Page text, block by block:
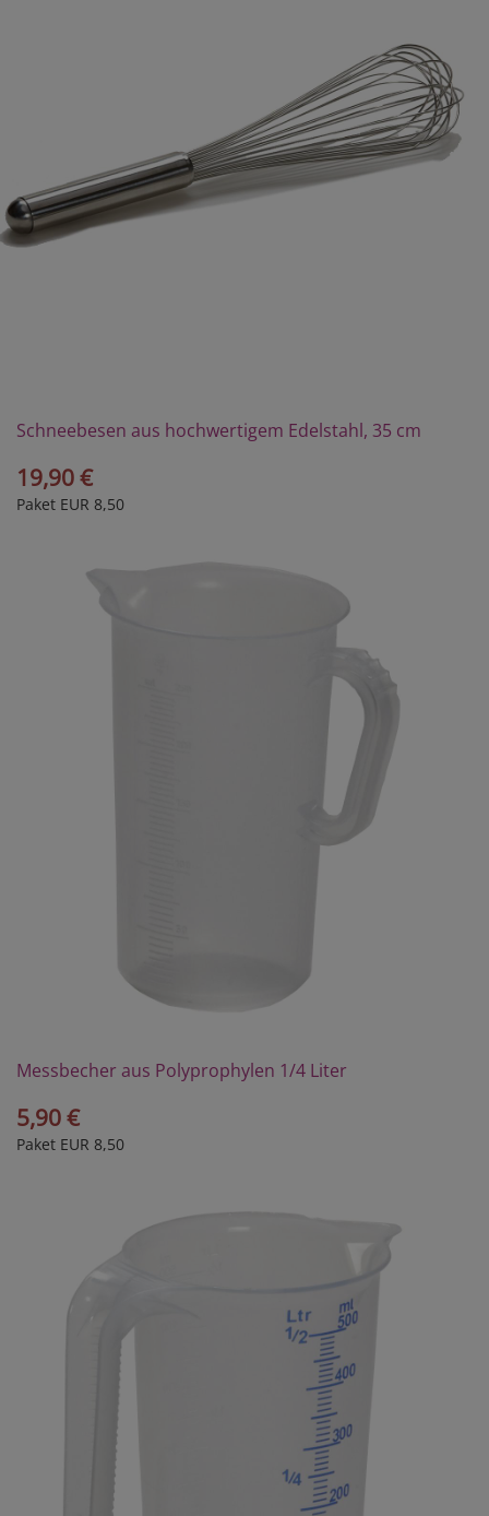
Schneebesen aus hochwertigem Edelstahl, 35 cm
19,90 €
Paket EUR 8,50
Messbecher aus Polyprophylen 1/4 Liter
5,90 €
Paket EUR 8,50